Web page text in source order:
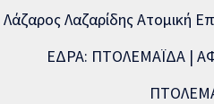
Λάζαρος Λαζαρίδης Ατομική
ΕΔΡΑ: ΠΤΟΛΕΜΑΪΔΑ |